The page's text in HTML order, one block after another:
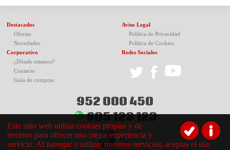
Destacados
Ofertas
Novedades
Corporativo
¿Dónde estamos?
Contacto
Guía de compras
Aviso Legal
Política de Privacidad
Política de Cookies
Redes Sociales
952 000 450
605 123 123
Este sitio web utiliza cookies propias y de
terceros para ofrecer una mejor experiencia y
servicio. Al navegar o utilizar nuestros servicios, aceptas el uso